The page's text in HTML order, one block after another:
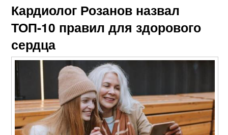
Кардиолог Розанов назвал
ТОП-10 правил для здорового
сердца